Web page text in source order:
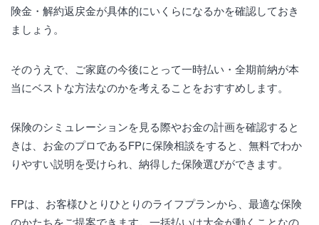
険金・解約返戻金が具体的にいくらになるかを確認しておき
ましょう。
そのうえで、ご家庭の今後にとって一時払い・全期前納が本
当にベストな方法なのかを考えることをおすすめします。
保険のシミュレーションを見る際やお金の計画を確認すると
きは、お金のプロであるFPに保険相談をすると、無料でわか
りやすい説明を受けられ、納得した保険選びができます。
FPは、お客様ひとりひとりのライフプランから、最適な保険
のかたちをご提案できます。一括払いは大金が動くことなの